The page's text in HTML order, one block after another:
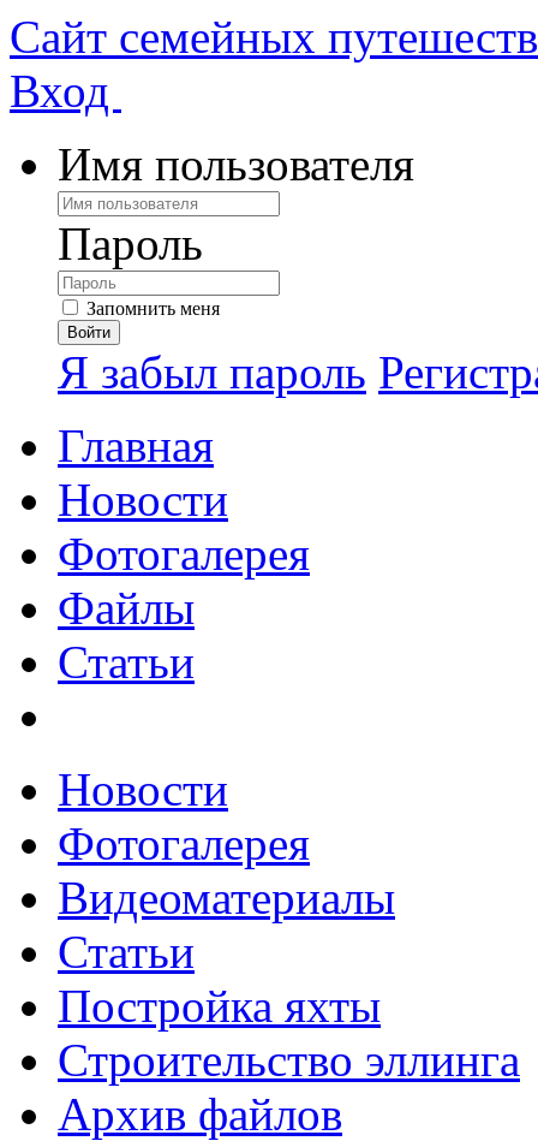
Сайт семейных
Вход
Имя пользователя
Пароль
Запомнить меня
Я забыл пароль
Главная
Новости
Фотогалерея
Файлы
Статьи
Новости
Фотогалерея
Видеоматериалы
Статьи
Постройка яхты
Строительство эллинга
Архив файлов